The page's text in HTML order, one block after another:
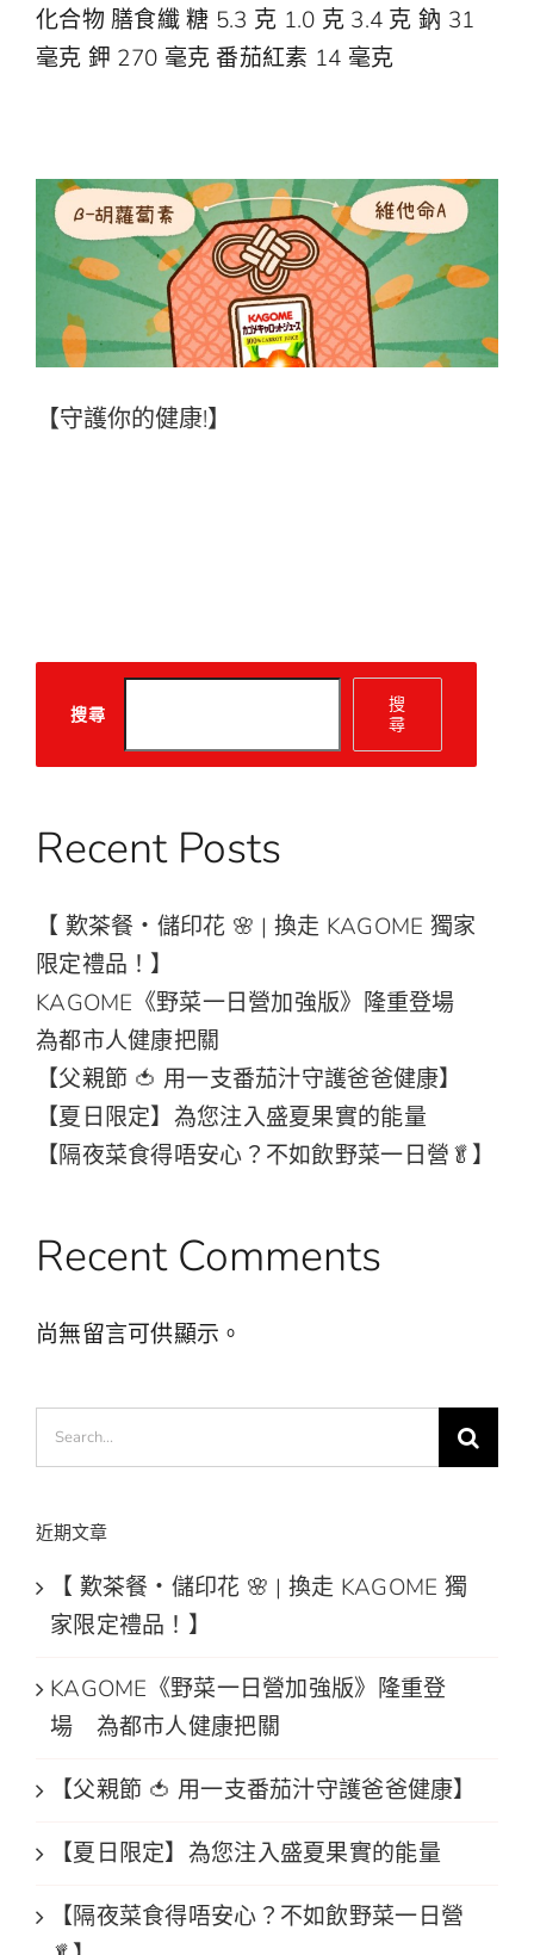
化合物 膳食纖 糖 5.3 克 1.0 克 3.4 克 鈉 31
毫克 鉀 270 毫克 番茄紅素 14 毫克
【守護你的健康!】
搜尋
搜
尋
Recent Posts
【 歎茶餐・儲印花 🌸 | 換走 KAGOME 獨家
限定禮品！】
KAGOME《野菜一日營加強版》隆重登場
為都市人健康把關
【父親節 🍅 用一支番茄汁守護爸爸健康】
【夏日限定】為您注入盛夏果實的能量
【隔夜菜食得唔安心？不如飲野菜一日營🥬】
Recent Comments
尚無留言可供顯示。
Search
for:
近期文章
【 歎茶餐・儲印花 🌸 | 換走 KAGOME 獨
家限定禮品！】
KAGOME《野菜一日營加強版》隆重登
場 為都市人健康把關
【父親節 🍅 用一支番茄汁守護爸爸健康】
【夏日限定】為您注入盛夏果實的能量
【隔夜菜食得唔安心？不如飲野菜一日營